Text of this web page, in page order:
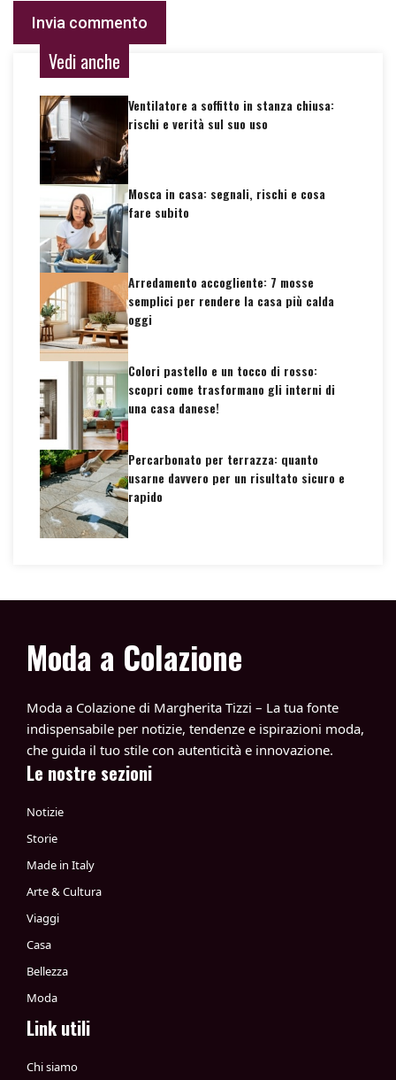
Vedi anche
Ventilatore a soffitto in stanza chiusa:
rischi e verità sul suo uso
Mosca in casa: segnali, rischi e cosa
fare subito
Arredamento accogliente: 7 mosse
semplici per rendere la casa più calda
oggi
Colori pastello e un tocco di rosso:
scopri come trasformano gli interni di
una casa danese!
Percarbonato per terrazza: quanto
usarne davvero per un risultato sicuro e
rapido
Moda a Colazione
Moda a Colazione di Margherita Tizzi – La tua fonte
indispensabile per notizie, tendenze e ispirazioni moda,
che guida il tuo stile con autenticità e innovazione.
Le nostre sezioni
Notizie
Storie
Made in Italy
Arte & Cultura
Viaggi
Casa
Bellezza
Moda
Link utili
Chi siamo